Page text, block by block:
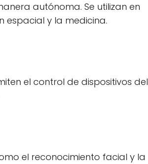
autónoma. Se utilizan en
espacial y la medicina.
el control de dispositivos del
el reconocimiento facial y la